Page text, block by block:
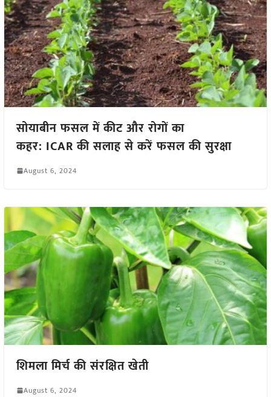
सोयाबीन फसल में कीट और रोगों का
कहर: ICAR की सलाह से करें फसल की सुरक्षा
August 6, 2024
शिमला मिर्च की संरक्षित खेती
August 6, 2024